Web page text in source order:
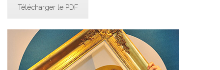
Télécharger le PDF